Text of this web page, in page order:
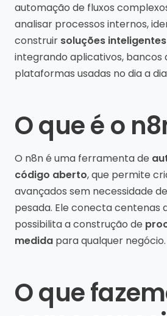
automação de fluxos
analisar processos internos,
construir soluções
integrando aplicativos, bancos
plataformas usadas no dia a
O que é o
O n8n é uma ferramenta de
código aberto, que permite
avançados sem necessidade
pesada. Ele conecta centenas
possibilita a construção de
medida para qualquer negócio.
O que